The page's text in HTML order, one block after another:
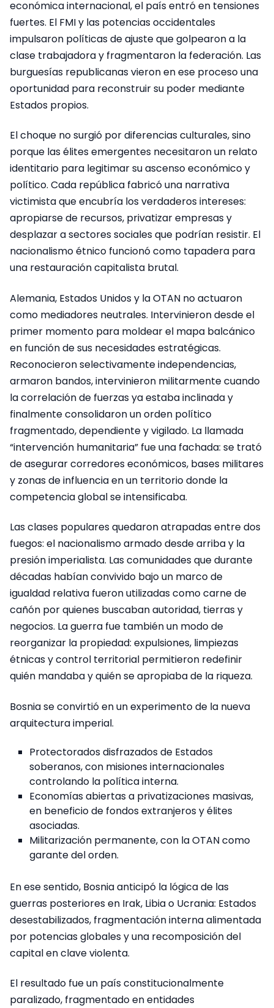
económica internacional, el país entró en tensiones
fuertes. El FMI y las potencias occidentales
impulsaron políticas de ajuste que golpearon a la
clase trabajadora y fragmentaron la federación. Las
burguesías republicanas vieron en ese proceso una
oportunidad para reconstruir su poder mediante
Estados propios.
El choque no surgió por diferencias culturales, sino
porque las élites emergentes necesitaron un relato
identitario para legitimar su ascenso económico y
político. Cada república fabricó una narrativa
victimista que encubría los verdaderos intereses:
apropiarse de recursos, privatizar empresas y
desplazar a sectores sociales que podrían resistir. El
nacionalismo étnico funcionó como tapadera para
una restauración capitalista brutal.
Alemania, Estados Unidos y la OTAN no actuaron
como mediadores neutrales. Intervinieron desde el
primer momento para moldear el mapa balcánico
en función de sus necesidades estratégicas.
Reconocieron selectivamente independencias,
armaron bandos, intervinieron militarmente cuando
la correlación de fuerzas ya estaba inclinada y
finalmente consolidaron un orden político
fragmentado, dependiente y vigilado. La llamada
“intervención humanitaria” fue una fachada: se trató
de asegurar corredores económicos, bases militares
y zonas de influencia en un territorio donde la
competencia global se intensificaba.
Las clases populares quedaron atrapadas entre dos
fuegos: el nacionalismo armado desde arriba y la
presión imperialista. Las comunidades que durante
décadas habían convivido bajo un marco de
igualdad relativa fueron utilizadas como carne de
cañón por quienes buscaban autoridad, tierras y
negocios. La guerra fue también un modo de
reorganizar la propiedad: expulsiones, limpiezas
étnicas y control territorial permitieron redefinir
quién mandaba y quién se apropiaba de la riqueza.
Bosnia se convirtió en un experimento de la nueva
arquitectura imperial.
Protectorados disfrazados de Estados
soberanos, con misiones internacionales
controlando la política interna.
Economías abiertas a privatizaciones masivas,
en beneficio de fondos extranjeros y élites
asociadas.
Militarización permanente, con la OTAN como
garante del orden.
En ese sentido, Bosnia anticipó la lógica de las
guerras posteriores en Irak, Libia o Ucrania: Estados
desestabilizados, fragmentación interna alimentada
por potencias globales y una recomposición del
capital en clave violenta.
El resultado fue un país constitucionalmente
paralizado, fragmentado en entidades